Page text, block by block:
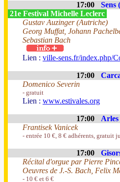
17:00 Sens
21e Festival Michelle Leclerc
Gustav Auzinger (Autriche)
Georg Muffat, Johann
Sebastian Bach
Lien : ville-sens.fr/index.php/
17:00
Domenico Severin
- gratuit
Lien : www.estivales.org
17:00 Arles
Frantisek Vanicek
- entrée 10 €, 8 € adhérents, gratuit
17:00
Récital d'orgue par Pierre
Oeuvres de J.-S. Bach, Felix
- 10 € et 6 €